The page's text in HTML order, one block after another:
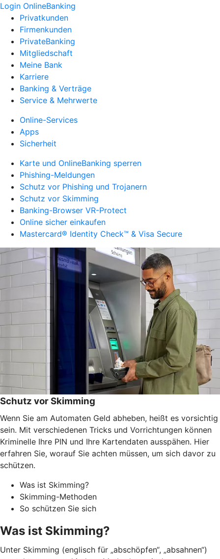
Login OnlineBanking
Privatkunden
Firmenkunden
PrivateBanking
Mitgliedschaft
Meine Bank
Karriere
Banking & Verträge
Service & Mehrwerte
Online-Services
Apps
Sicherheit
Karte und OnlineBanking sperren
Phishing-Meldungen
Schutz vor Phishing und Trojanern
Schutz vor Skimming
Banking-Browser VR-Protect
Online sicher einkaufen
Mastercard® Identity Check™ & Visa Secure
Schutz vor Skimming
Wenn Sie am Automaten Geld abheben, heißt es vorsichtig
sein. Mit verschiedenen Tricks und Vorrichtungen können
Kriminelle Ihre PIN und Ihre Kartendaten ausspähen. Hier
erfahren Sie, worauf Sie achten müssen, um sich davor zu
schützen.
Was ist Skimming?
Skimming-Methoden
So schützen Sie sich
Was ist Skimming?
Unter Skimming (englisch für „abschöpfen“, „absahnen“)